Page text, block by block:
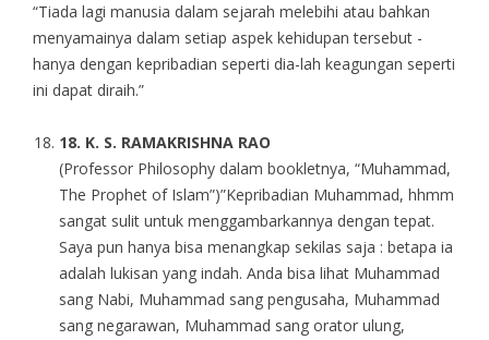
“Tiada lagi manusia dalam sejarah melebihi atau bahkan
menyamainya dalam setiap aspek kehidupan tersebut -
hanya dengan kepribadian seperti dia-lah keagungan seperti
ini dapat diraih.”
18. K. S. RAMAKRISHNA RAO
(Professor Philosophy dalam bookletnya, “Muhammad,
The Prophet of Islam”)”Kepribadian Muhammad, hhmm
sangat sulit untuk menggambarkannya dengan tepat.
Saya pun hanya bisa menangkap sekilas saja : betapa ia
adalah lukisan yang indah. Anda bisa lihat Muhammad
sang Nabi, Muhammad sang pengusaha, Muhammad
sang negarawan, Muhammad sang orator ulung,